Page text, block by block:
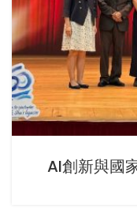
AI創新與國